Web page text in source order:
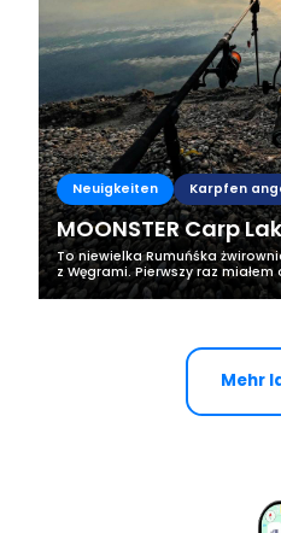
Neuigkeiten Karpfen
MOONSTER Carp
To niewielka Rumuńśka
z Węgrami. Pierwszy raz
oficjalnym otwarciem tej
jest za bardzo...
Mehr